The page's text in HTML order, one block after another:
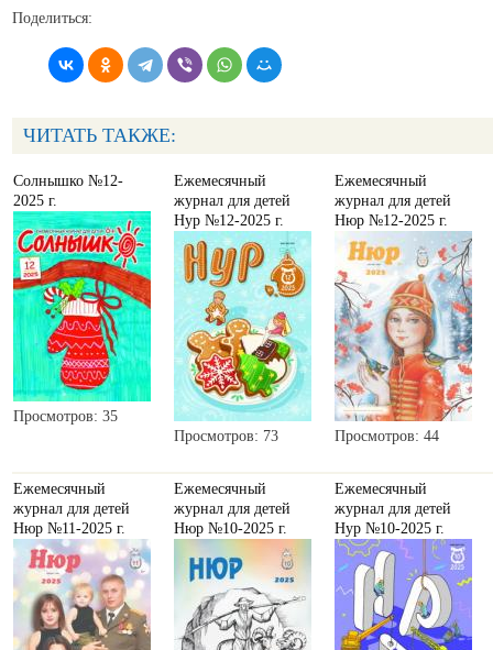
Поделиться:
ЧИТАТЬ ТАКЖЕ:
Солнышко №12-
2025 г.
Просмотров: 35
Ежемесячный
журнал для детей
Нур №12-2025 г.
Просмотров: 73
Ежемесячный
журнал для детей
Нюр №12-2025 г.
Просмотров: 44
Ежемесячный
журнал для детей
Нюр №11-2025 г.
Ежемесячный
журнал для детей
Нюр №10-2025 г.
Ежемесячный
журнал для детей
Нур №10-2025 г.